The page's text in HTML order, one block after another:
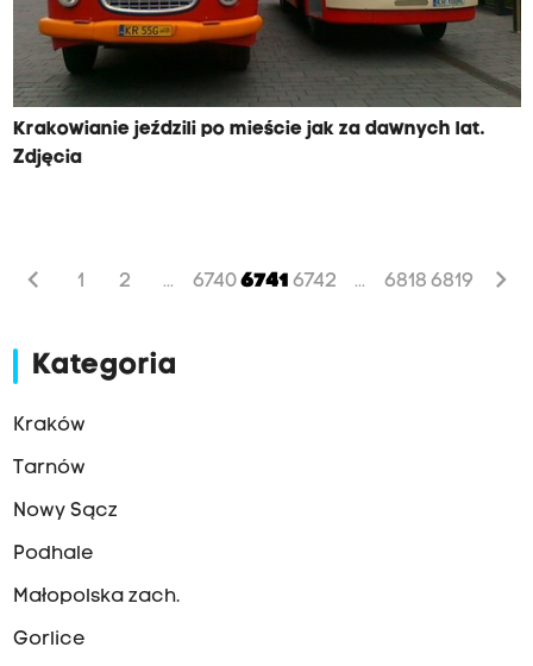
Krakowianie jeździli po mieście jak za dawnych lat.
Zdjęcia
chevron_left 1 2 ... 6740 6741 6742 ... 6818 6819 chevron_right
Kategoria
Kraków
Tarnów
Nowy Sącz
Podhale
Małopolska zach.
Gorlice